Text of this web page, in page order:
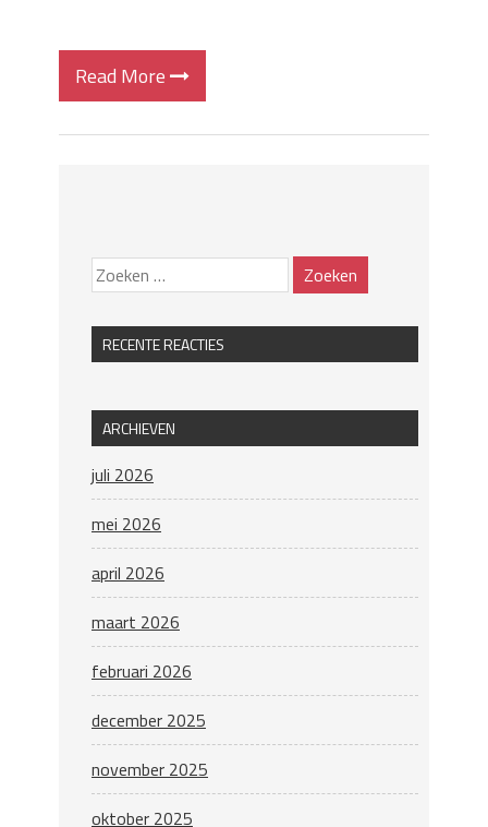
Read More
RECENTE REACTIES
ARCHIEVEN
juli 2026
mei 2026
april 2026
maart 2026
februari 2026
december 2025
november 2025
oktober 2025